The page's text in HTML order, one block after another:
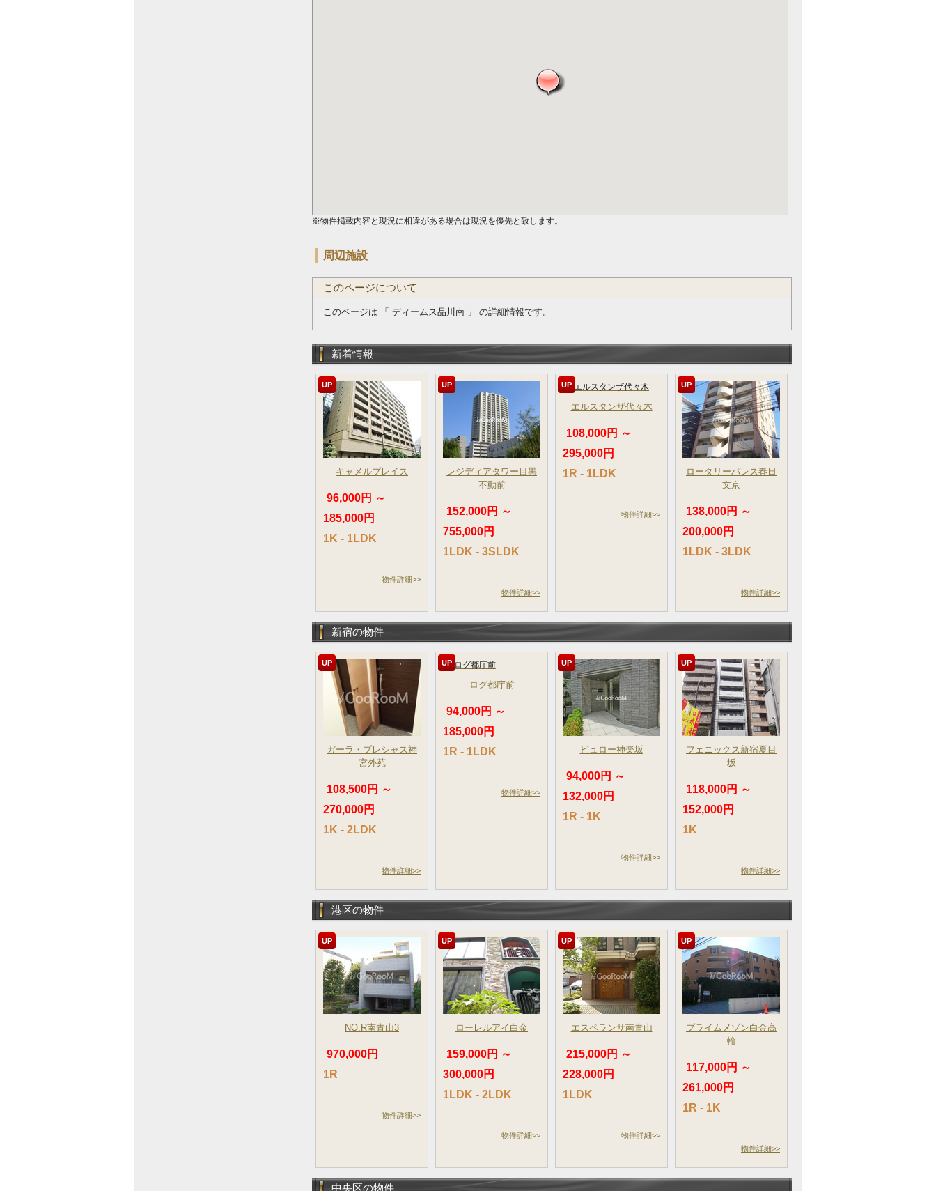
※物件掲載内容と現況に相違がある場合は現況を優先と致します。
周辺施設
このページについて
このページは 「 ディームス品川南 」 の詳細情報です。
新着情報
UP
キャメルプレイス
96,000円 ～
185,000円
1K - 1LDK
物件詳細>>
UP
レジディアタワー目黒
不動前
152,000円 ～
755,000円
1LDK - 3SLDK
物件詳細>>
UP
エルスタンザ代々木
108,000円 ～
295,000円
1R - 1LDK
物件詳細>>
UP
ロータリーパレス春日
文京
138,000円 ～
200,000円
1LDK - 3LDK
物件詳細>>
新宿の物件
UP
ガーラ・プレシャス神
宮外苑
108,500円 ～
270,000円
1K - 2LDK
物件詳細>>
UP
ログ都庁前
94,000円 ～
185,000円
1R - 1LDK
物件詳細>>
UP
ビュロー神楽坂
94,000円 ～
132,000円
1R - 1K
物件詳細>>
UP
フェニックス新宿夏目
坂
118,000円 ～
152,000円
1K
物件詳細>>
港区の物件
UP
NO.R南青山3
970,000円
1R
物件詳細>>
UP
ローレルアイ白金
159,000円 ～
300,000円
1LDK - 2LDK
物件詳細>>
UP
エスペランサ南青山
215,000円 ～
228,000円
1LDK
物件詳細>>
UP
プライムメゾン白金高
輪
117,000円 ～
261,000円
1R - 1K
物件詳細>>
中央区の物件